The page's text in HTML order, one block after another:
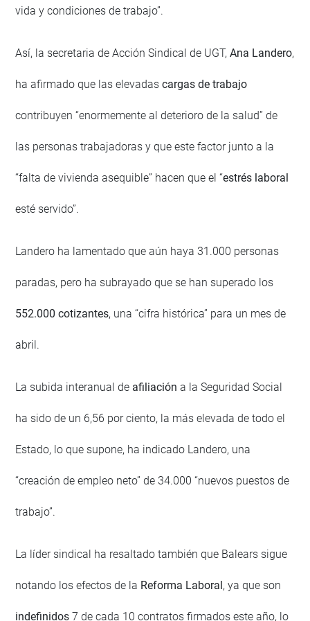
vida y condiciones de trabajo”.
Así, la secretaria de Acción Sindical de UGT,Ana Landero,
ha afirmado que las elevadascargas de trabajo
contribuyen “enormemente al deterioro de la salud” de
las personas trabajadoras y que este factor junto a la
“falta de vivienda asequible” hacen que el “estrés laboral
esté servido”.
Landero ha lamentado que aún haya 31.000 personas
paradas, pero ha subrayado que se han superado los
552.000 cotizantes, una “cifra histórica” para un mes de
abril.
La subida interanual de afiliacióna la Seguridad Social
ha sido de un 6,56 por ciento, la más elevada de todo el
Estado, lo que supone, ha indicado Landero, una
“creación de empleo neto” de 34.000 “nuevos puestos de
trabajo”.
La líder sindical ha resaltado también que Balears sigue
notando los efectos de la Reforma Laboral, ya que son
indefinidos 7 de cada 10 contratos firmados este año, lo